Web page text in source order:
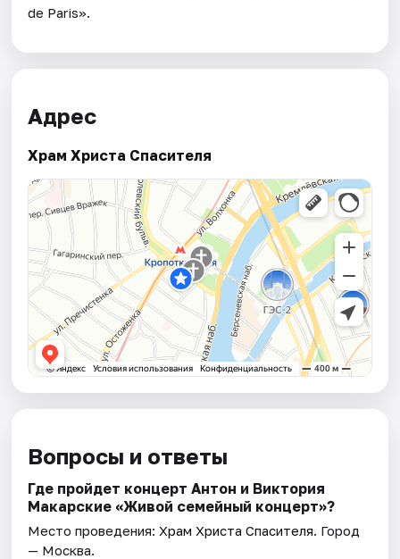
de Paris».
Адрес
Храм Христа Спасителя
Вопросы и ответы
Где пройдет концерт Антон и Виктория
Макарские «Живой семейный концерт»?
Место проведения:Храм Христа Спасителя. Город
— Москва.